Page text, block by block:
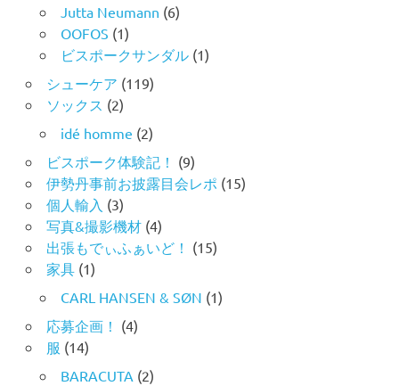
Jutta Neumann (6)
OOFOS (1)
ビスポークサンダル(1)
シューケア (119)
ソックス (2)
idé homme (2)
ビスポーク体験記！ (9)
伊勢丹事前お披露目会レポ (15)
個人輸入 (3)
写真&撮影機材(4)
出張もでぃふぁいど！ (15)
家具(1)
CARL HANSEN & SØN (1)
応募企画！ (4)
服 (14)
BARACUTA (2)